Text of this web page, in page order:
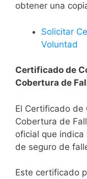
obtener una
Solicitar
Voluntad
Certificado de
Cobertura de
El Certificado de
Cobertura de
oficial que
de seguro de
Este certificado